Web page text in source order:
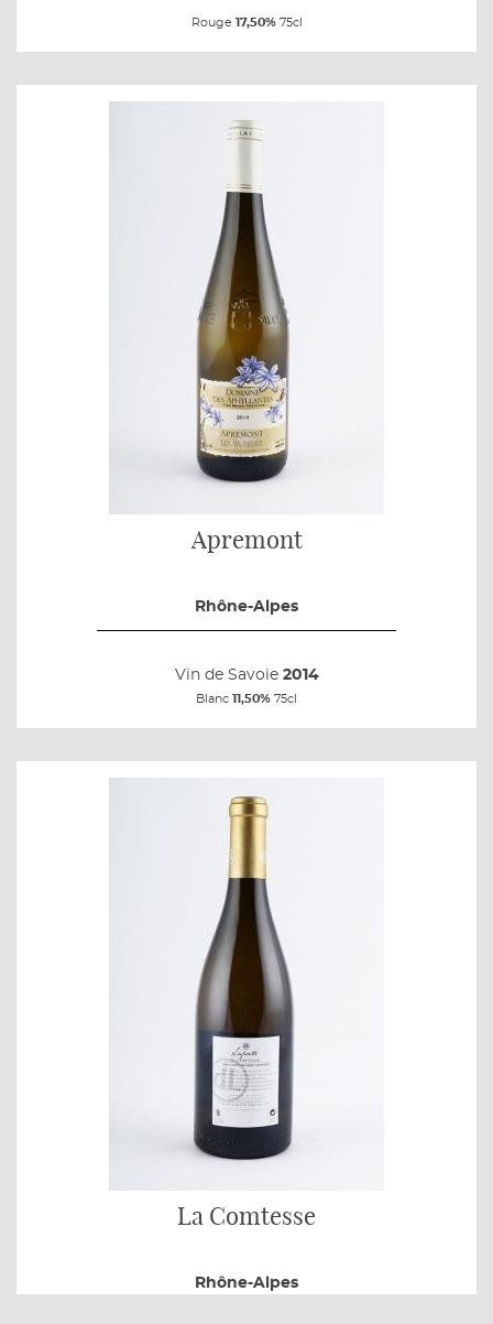
Rouge 17,50% 75cl
Apremont
Rhône-Alpes
Vin de Savoie 2014
Blanc 11,50% 75cl
La Comtesse
Rhône-Alpes